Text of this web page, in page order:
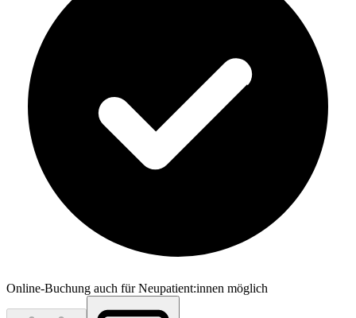
Online-Buchung auch für Neupatient:innen möglich